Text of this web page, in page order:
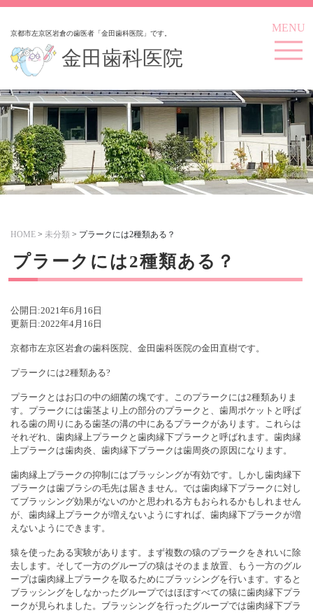
京都市左京区岩倉の歯医者「金田歯科医院」です。
金田歯科医院
MENU
HOME > 未分類 > プラークには2種類ある？
プラークには2種類ある？
公開日:2021年6月16日
更新日:2022年4月16日
京都市左京区岩倉の歯科医院、金田歯科医院の金田直樹です。
プラークには2種類ある?
プラークとはお口の中の細菌の塊です。このプラークには2種類ありま
す。プラークには歯茎より上の部分のプラークと、歯周ポケットと呼ば
れる歯の周りにある歯茎の溝の中にあるプラークがあります。これらは
それぞれ、歯肉縁上プラークと歯肉縁下プラークと呼ばれます。歯肉縁
上プラークは歯肉炎、歯肉縁下プラークは歯周炎の原因になります。
歯肉縁上プラークの抑制にはブラッシングが有効です。しかし歯肉縁下
プラークは歯ブラシの毛先は届きません。では歯肉縁下プラークに対し
てブラッシング効果がないのかと思われる方もおられるかもしれません
が、歯肉縁上プラークが増えないようにすれば、歯肉縁下プラークが増
えないようにできます。
猿を使ったある実験があります。まず複数の猿のプラークをきれいに除
去します。そして一方のグループの猿はそのまま放置、もう一方のグル
ープは歯肉縁上プラークを取るためにブラッシングを行います。すると
ブラッシングをしなかったグループではほぼすべての猿に歯肉縁下プラ
ークが見られました。ブラッシングを行ったグループでは歯肉縁下プラ